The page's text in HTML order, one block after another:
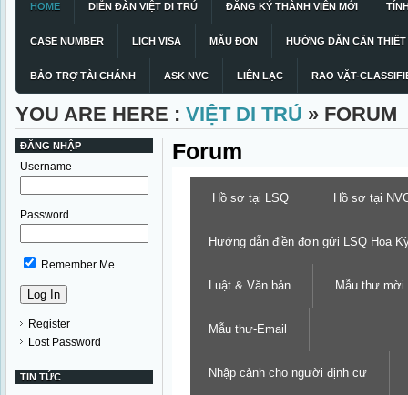
HOME DIỄN ĐÀN VIỆT DI TRÚ ĐĂNG KÝ THÀNH VIÊN MỚI
CASE NUMBER LỊCH VISA MẪU ĐƠN HƯỚNG DẪN CẦN THIẾT
BẢO TRỢ TÀI CHÁNH ASK NVC LIÊN LẠC RAO VẶT-
YOU ARE HERE : VIỆT DI TRÚ » FORUM
ĐĂNG NHẬP
Username
Password
Remember Me
Register
Lost Password
TIN TỨC
Forum
Hồ sơ tại LSQ Hồ sơ tại
Hướng dẫn điền đơn gửi LSQ Hoa
Luật & Văn bản Mẫu thư mời
Mẫu thư-Email
Nhập cảnh cho người định cư